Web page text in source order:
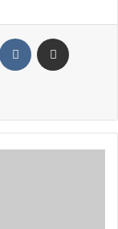
Reddit VKontakte